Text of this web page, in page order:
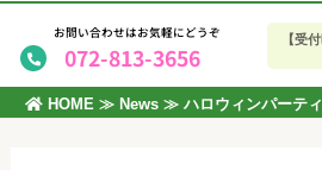
お問い合わせはお気軽にどうぞ
072-813-3656
【受
HOME ≫ News ≫ ハロウィンパーテ